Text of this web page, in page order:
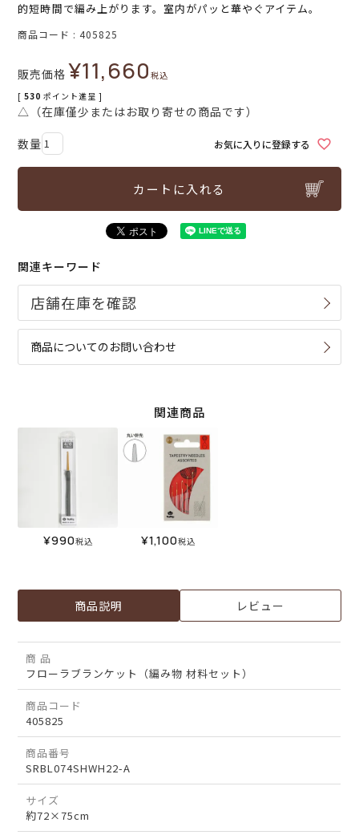
的短時間で編み上がります。室内がパッと華やぐアイテム。
商品コード 405825
販売価格 ¥11,660税込
[ 530 ポイント進呈 ]
△（在庫僅少またはお取り寄せの商品です）
お気に入りに登録する
カートに入れる
関連キーワード
商品についてのお問い合わせ
関連商品
¥990税込 ¥1,100税込
商品説明 レビュー
商 品
フローラブランケット（編み物 材料セット）
商品コード
405825
商品番号
SRBL074SHWH22-A
サイズ
約72×75cm